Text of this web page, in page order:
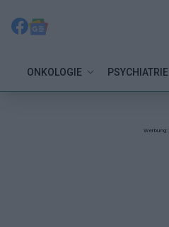
ONKOLOGIE PSYCHIATRIE
Werbung: